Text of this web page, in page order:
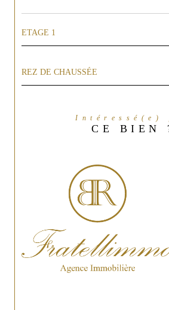
ETAGE 1
REZ DE CHAUSSÉE
Intéressé(e)
CE BIEN